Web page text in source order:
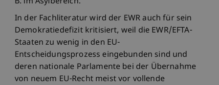
In der Fachliteratur wird der EWR auch für sein
Demokratiedefizit kritisiert, weil die EWR/EFTA-
Staaten zu wenig in den EU-
Entscheidungsprozess eingebunden sind und
deren nationale Parlamente bei der Übernahme
von neuem EU-Recht meist vor vollende